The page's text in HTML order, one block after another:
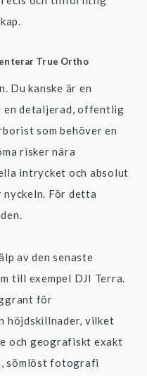
True Ortho
Du kanske är en
en detaljerad, offentlig
som behöver en
risker nära
intrycket och absolut
För detta
av den senaste
till exempel DJI Terra.
för
höjdskillnader, vilket
och geografiskt exakt
sömlöst fotografi